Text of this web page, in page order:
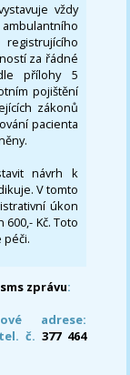
vždy
za řádné
přílohy 5
pojištění
zákonů
pacienta
návrh k
V tomto
úkon
Kč. Toto
péči.
zprávu:
adrese:
č. 377 464